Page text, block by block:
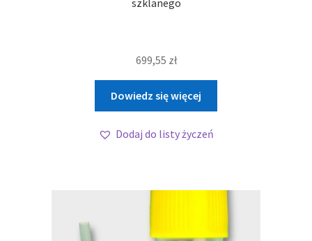
699,55 zł
Dowiedz się więcej
Dodaj do listy życzeń